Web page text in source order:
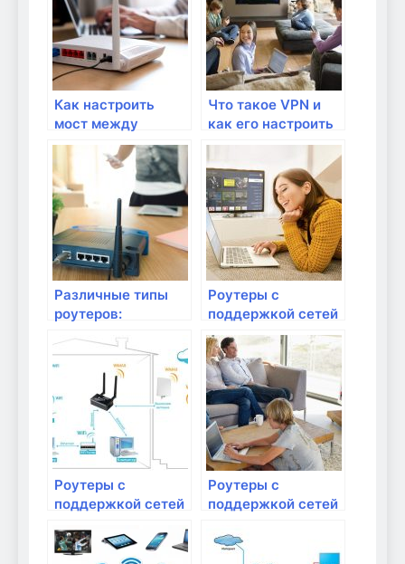
Как настроить
мост между
роутерами для
увеличения
покрытия Wi-Fi?
Что такое VPN и
как его настроить
на роутере?
Различные типы
роутеров:
беспроводные?
Роутеры с
поддержкой сетей
нового поколения:
5G или 6G?
Роутеры с
поддержкой сетей
что это такое?
Роутеры с
поддержкой сетей
5G или 6G?